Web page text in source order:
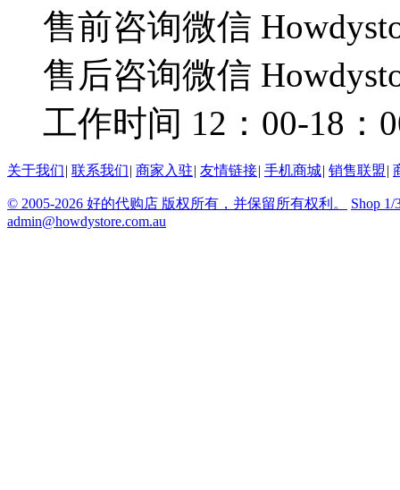
售前咨询微信
售后咨询微信
工作时间 12：00-18：
关于我们| 联系我们| 商家入驻| 友情链接| 手机商城| 销售联盟|
© 2005-2026 好的代购店 版权所有，并保留所有权利。
Shop 1/
admin@howdystore.com.au